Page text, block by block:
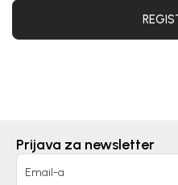
Prijava za newsletter
Email-a